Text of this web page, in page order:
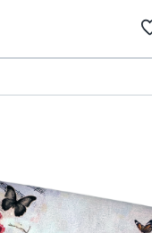
커스텀 제
new 6 에코백류